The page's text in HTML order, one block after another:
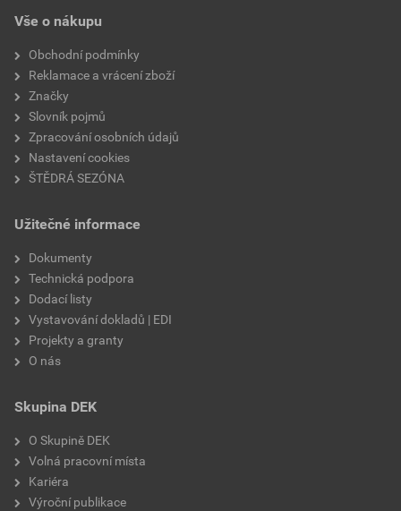
Stáhnout
Velikost
teplota zpracování
hmotnost
typ výrobku
faktor difuzního odporu
materiálová báze
Vše o nákupu
Obchodní podmínky
Reklamace a vrácení zboží
Značky
Slovník pojmů
Zpracování osobních údajů
Nastavení cookies
ŠTĚDRÁ SEZÓNA
Užitečné informace
Dokumenty
Technická podpora
Dodací listy
Vystavování dokladů | EDI
Projekty a granty
O nás
Skupina DEK
O Skupině DEK
Volná pracovní místa
Kariéra
Výroční publikace